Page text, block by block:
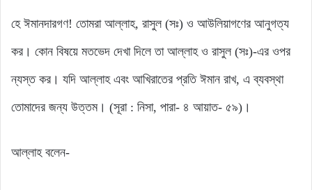
হে ঈমানদারগণ! তোমরা আল্লাহ, রাসুল (সঃ) ও আউলিয়াগণের আনুগত্য
কর। কোন বিষয়ে মতভেদ দেখা দিলে তা আল্লাহ ও রাসুল (সঃ)-এর ওপর
ন্যস্ত কর। যদি আল্লাহ এবং আখিরাতের প্রতি ঈমান রাখ, এ ব্যবস্থা
তোমাদের জন্য উত্তম। (সূরা : নিসা, পারা- ৪ আয়াত- ৫৯)।
আল্লাহ বলেন-